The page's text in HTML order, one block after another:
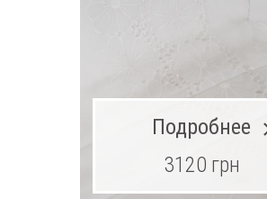
Подробнее
3120 грн